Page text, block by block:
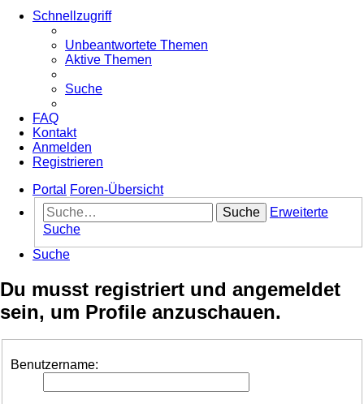
Schnellzugriff
Unbeantwortete Themen
Aktive Themen
Suche
FAQ
Kontakt
Anmelden
Registrieren
Portal
Foren-Übersicht
Suche
Erweiterte
Suche
Suche
Du musst registriert und angemeldet
sein, um Profile anzuschauen.
Benutzername: